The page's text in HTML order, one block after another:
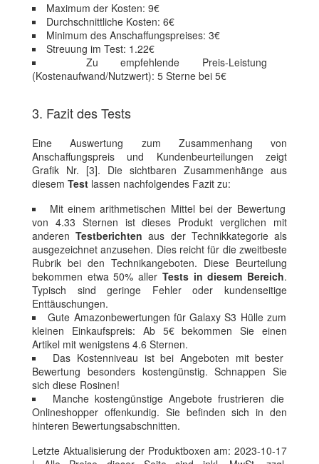
Maximum der Kosten: 9€
Durchschnittliche Kosten: 6€
Minimum des Anschaffungspreises: 3€
Streuung im Test: 1.22€
Zu empfehlende Preis-Leistung
(Kostenaufwand/Nutzwert): 5 Sterne bei 5€
3. Fazit des Tests
Eine Auswertung zum Zusammenhang von
Anschaffungspreis und Kundenbeurteilungen zeigt
Grafik Nr. [3]. Die sichtbaren Zusammenhänge aus
diesem Test lassen nachfolgendes Fazit zu:
Mit einem arithmetischen Mittel bei der Bewertung
von 4.33 Sternen ist dieses Produkt verglichen mit
anderenTestberichten aus der Technikkategorie als
ausgezeichnet anzusehen. Dies reicht für die zweitbeste
Rubrik bei den Technikangeboten. Diese Beurteilung
bekommen etwa 50% aller Tests in diesem Bereich.
Typisch sind geringe Fehler oder kundenseitige
Enttäuschungen.
Gute Amazonbewertungen für Galaxy S3 Hülle zum
kleinen Einkaufspreis: Ab 5€ bekommen Sie einen
Artikel mit wenigstens 4.6 Sternen.
Das Kostenniveau ist bei Angeboten mit bester
Bewertung besonders kostengünstig. Schnappen Sie
sich diese Rosinen!
Manche kostengünstige Angebote frustrieren die
Onlineshopper offenkundig. Sie befinden sich in den
hinteren Bewertungsabschnitten.
Letzte Aktualisierung der Produktboxen am: 2023-10-17